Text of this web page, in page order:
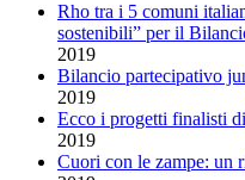
Rho tra i 5 comuni
sostenibili” per il
2019
Bilancio partecipativo
2019
Ecco i progetti finalisti
2019
Cuori con le zampe: un